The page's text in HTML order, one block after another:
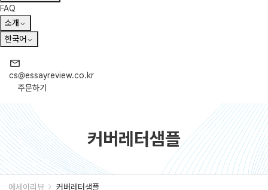
FAQ
소개
한국어
cs@essayreview.co.kr
주문하기
커버레터샘플
에세이리뷰 커버레터샘플